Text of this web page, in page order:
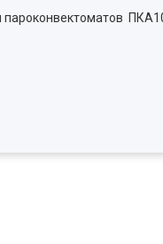
пароконвектоматов